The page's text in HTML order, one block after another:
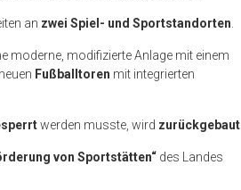
an zwei Spiel- und Sportstandorten
moderne, modifizierte Anlage mit einem
, neuen Fußballtoren mit integrierten
werden musste, wird zurückgebaut
von Sportstätten“ des Landes